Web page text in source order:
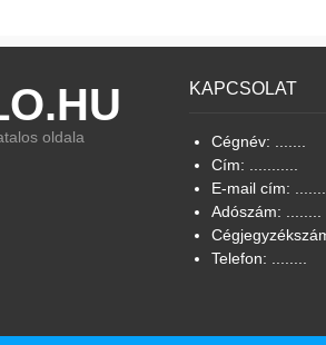
oldala
KAPCSOLAT
Cégnév: .......
Cím: ...........
E-mail cím: .......
Adószám: ........
Telefon: ........